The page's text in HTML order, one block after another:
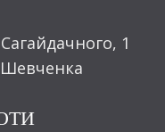
1
Шевченка